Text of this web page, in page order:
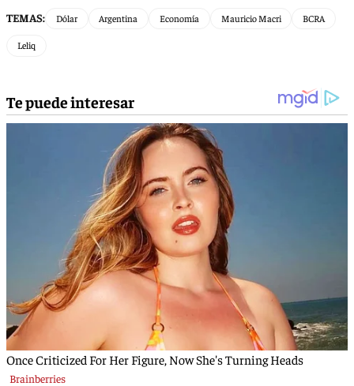
TEMAS: Dólar Argentina Economía Mauricio Macri BCRA
Leliq